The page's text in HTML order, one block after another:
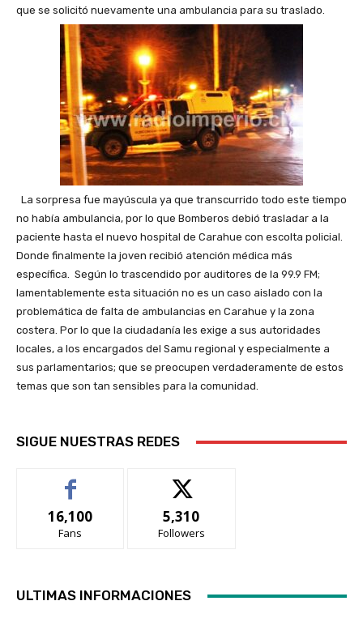
que se solicitó nuevamente una ambulancia para su traslado.
La sorpresa fue mayúscula ya que transcurrido todo este tiempo
no había ambulancia, por lo que Bomberos debió trasladar a la
paciente hasta el nuevo hospital de Carahue con escolta policial.
Donde finalmente la joven recibió atención médica más
específica. Según lo trascendido por auditores de la 99.9 FM;
lamentablemente esta situación no es un caso aislado con la
problemática de falta de ambulancias en Carahue y la zona
costera. Por lo que la ciudadanía les exige a sus autoridades
locales, a los encargados del Samu regional y especialmente a
sus parlamentarios; que se preocupen verdaderamente de estos
temas que son tan sensibles para la comunidad.
SIGUE NUESTRAS REDES
16,100
Fans
5,310
Followers
ULTIMAS INFORMACIONES